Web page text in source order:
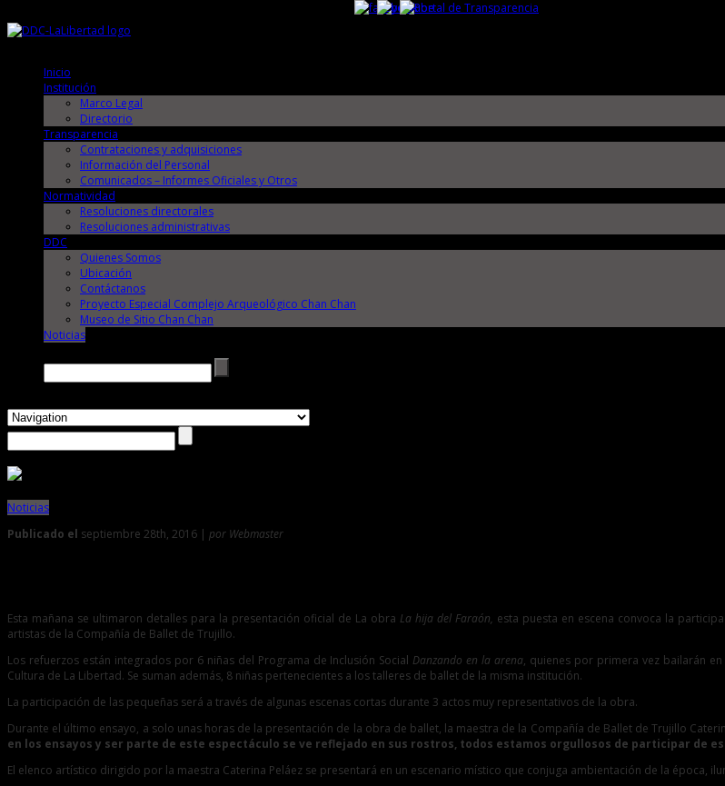
Inicio
Institución
Marco Legal
Directorio
Transparencia
Contrataciones y adquisiciones
Información del Personal
Comunicados – Informes Oficiales y Otros
Normatividad
Resoluciones directorales
Resoluciones administrativas
DDC
Quienes Somos
Ubicación
Contáctanos
Proyecto Especial Complejo Arqueológico Chan Chan
Museo de Sitio Chan Chan
Noticias
Noticias
Publicado el septiembre 28th, 2016 | por Webmaster
Esta mañana se ultimaron detalles para la presentación oficial de La obra La hija del Faraón, esta puesta en escena convoca la
artistas de la Compañía de Ballet de Trujillo.
Los refuerzos están integrados por 6 niñas del Programa de Inclusión Social Danzando en la arena, quienes por primera vez bailarán
Cultura de La Libertad. Se suman además, 8 niñas pertenecientes a los talleres de ballet de la misma institución.
La participación de las pequeñas será a través de algunas escenas cortas durante 3 actos muy representativos de la obra.
Durante el último ensayo, a solo unas horas de la presentación de la obra de ballet, la maestra de la Compañía de Ballet de Trujillo
en los ensayos y ser parte de este espectáculo se ve reflejado en sus rostros, todos estamos orgullosos de participar de
El elenco artístico dirigido por la maestra Caterina Peláez se presentará en un escenario místico que conjuga ambientación de la época,